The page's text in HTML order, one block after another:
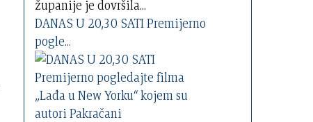
županije je dovršila...
DANAS U 20,30 SATI Premijerno
pogle...